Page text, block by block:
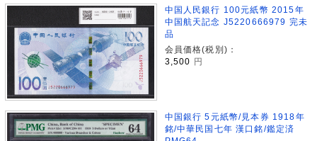
中国人民銀行 100元紙幣 2015年
中国航天記念 J5220666979 完未
品
会員価格(税別)：
3,500
円
中国銀行 5元紙幣/見本券 1918年
銘/中華民国七年 漢口銘/鑑定済